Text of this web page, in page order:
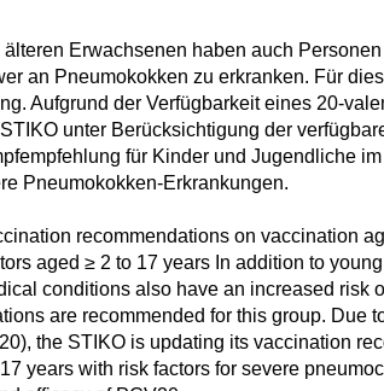
Erwachsenen haben auch
an Pneumokokken zu erkranken. Für
Aufgrund der Verfügbarkeit eines 20-
unter Berücksichtigung der
für Kinder und Jugendliche
Pneumokokken-Erkrankungen.
recommendations on vaccination
aged ≥ 2 to 17 years In addition to
conditions also have an increased risk
are recommended for this group. Due
the STIKO is updating its vaccination
years with risk factors for severe